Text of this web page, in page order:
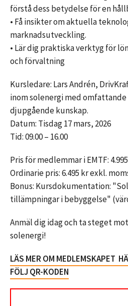
förstå dess betydelse för en
• Få insikter om aktuella
marknadsutveckling.
• Lär dig praktiska verktyg för
och förvaltning
Kursledare: Lars Andrén,
inom solenergi med
djupgående kunskap.
Datum: Tisdag 17 mars, 2026
Tid: 09.00 – 16.00
Pris för medlemmar i EMTF:
Ordinarie pris: 6.495 kr exkl.
Bonus: Kursdokumentation:
tillämpningar i bebyggelse"
Anmäl dig idag och ta steget
solenergi!
LÄS MER OM MEDLEMSKAPET
FÖLJ QR-KODEN